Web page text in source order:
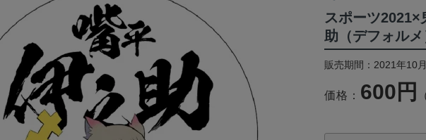
スポーツ
助（デフォルメ
販売期間：2021年10
価格： 600円